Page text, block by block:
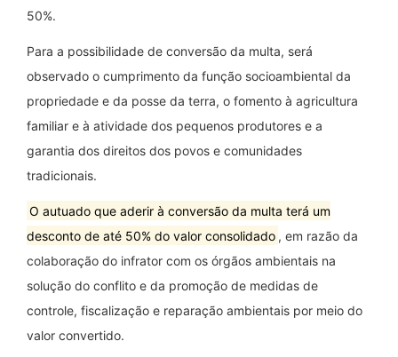
50%.
Para a possibilidade de conversão da multa, será
observado o cumprimento da função socioambiental da
propriedade e da posse da terra, o fomento à agricultura
familiar e à atividade dos pequenos produtores e a
garantia dos direitos dos povos e comunidades
tradicionais.
O autuado que aderir à conversão da multa terá um
desconto de até 50% do valor consolidado , em razão da
colaboração do infrator com os órgãos ambientais na
solução do conflito e da promoção de medidas de
controle, fiscalização e reparação ambientais por meio do
valor convertido.